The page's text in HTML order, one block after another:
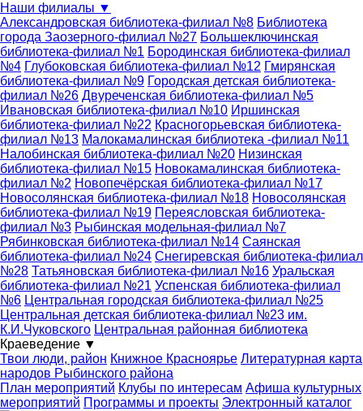
Наши филиалы ▼
Александровская библиотека-филиал №8 Библиотека
города Заозерного-филиал №27 Большеключинская
библиотека-филиал №1 Бородинская библиотека-филиал
№4 Глубоковская библиотека-филиал №12 Гмирянская
библиотека-филиал №9 Городская детская библиотека-
филиал №26 Двуреченская библиотека-филиал №5
Ивановская библиотека-филиал №10 Иршинская
библиотека-филиал №22 Красногорьевская библиотека-
филиал №13 Малокамалинская библиотека -филиал №11
Налобинская библиотека-филиал №20 Низинская
библиотека-филиал №15 Новокамалинская библиотека-
филиал №2 Новопечёрская библиотека-филиал №17
Новосолянская библиотека-филиал №18 Новосолянская
библиотека-филиал №19 Переясловская библиотека-
филиал №3 Рыбинская модельная-филиал №7
Рябинковская библиотека-филиал №14 Саянская
библиотека-филиал №24 Снегиревская библиотека-филиал
№28 Татьяновская библиотека-филиал №16 Уральская
библиотека-филиал №21 Успенская библиотека-филиал
№6 Центральная городская библиотека-филиал №25
Центральная детская библиотека-филиал №23 им.
К.И.Чуковского Центральная районная библиотека
Краеведение ▼
Твои люди, район Книжное Красноярье Литературная карта
народов Рыбинского района
План мероприятий Клубы по интересам Афиша культурных
мероприятий Программы и проекты Электронный каталог